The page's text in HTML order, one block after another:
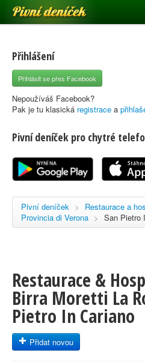
Pivní deníček
Pivní mapa
Pivní značky
Nápověda
Registrace
Přihlášení
Přihlásit se přes Facebook
Nepoužíváš Facebook?
Pak je tu klasická registrace a
Pivní deníček pro chytré
Pivní deníček > Restaurace a
Provincia di Verona > San Pietro
Restaurace &
Birra Moretti La
Pietro In Cariano
Přidat novou